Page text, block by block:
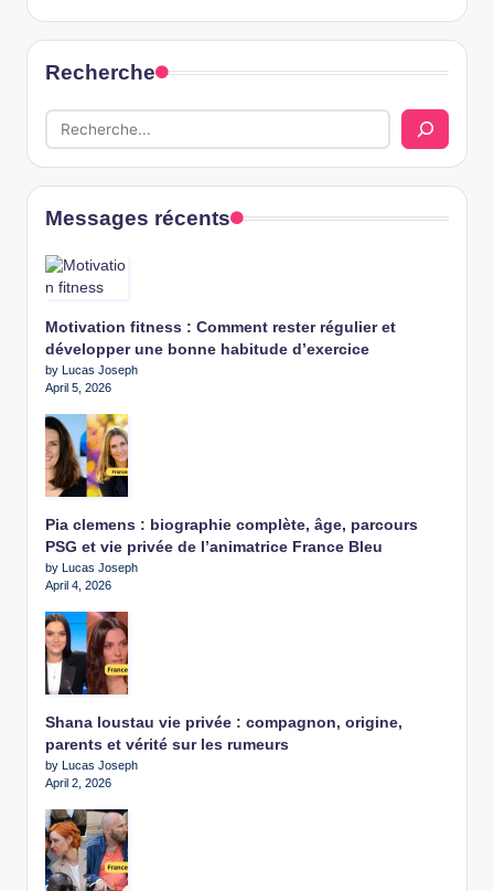
Recherche
Messages récents
Motivation fitness : Comment rester régulier et
développer une bonne habitude d’exercice
by Lucas Joseph
April 5, 2026
Pia clemens : biographie complète, âge, parcours
PSG et vie privée de l’animatrice France Bleu
by Lucas Joseph
April 4, 2026
Shana loustau vie privée : compagnon, origine,
parents et vérité sur les rumeurs
by Lucas Joseph
April 2, 2026